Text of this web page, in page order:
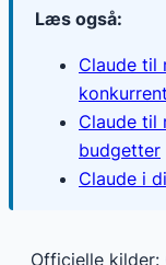
Læs også:
Claude til
Claude til
budgetter
Claude i
Officielle kilder: